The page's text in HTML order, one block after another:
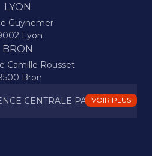
LYON
Guynemer
Lyon
BRON
Camille Rousset
Bron
CENTRALE PAR VILLES
VOIR PLUS